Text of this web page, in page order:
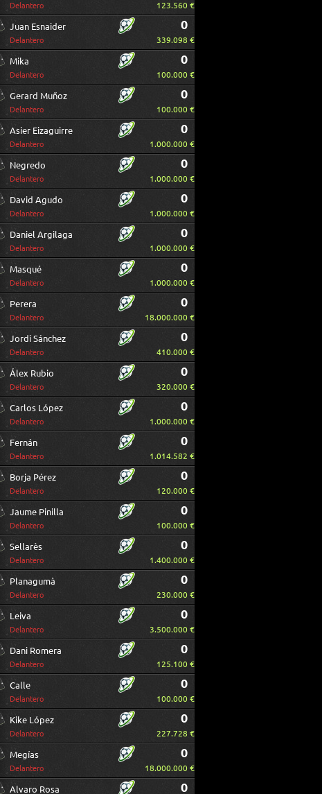
Delantero 123.560 €
Juan Esnaider
Delantero
0
339.098 €
Mika
Delantero
0
100.000 €
Gerard Muñoz
Delantero
0
100.000 €
Asier Eizaguirre
Delantero
0
1.000.000 €
Negredo
Delantero
0
1.000.000 €
David Agudo
Delantero
0
1.000.000 €
Daniel Argilaga
Delantero
0
1.000.000 €
Masqué
Delantero
0
1.000.000 €
Perera
Delantero
0
18.000.000 €
Jordi Sánchez
Delantero
0
410.000 €
Álex Rubio
Delantero
0
320.000 €
Carlos López
Delantero
0
1.000.000 €
Fernán
Delantero
0
1.014.582 €
Borja Pérez
Delantero
0
120.000 €
Jaume Pinilla
Delantero
0
100.000 €
Sellarès
Delantero
0
1.400.000 €
Planagumà
Delantero
0
230.000 €
Leiva
Delantero
0
3.500.000 €
Dani Romera
Delantero
0
125.100 €
Calle
Delantero
0
100.000 €
Kike López
Delantero
0
227.728 €
Megías
Delantero
0
18.000.000 €
Alvaro Rosa 0